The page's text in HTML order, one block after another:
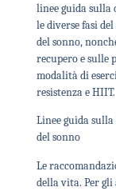
linee guida sulla
le diverse fasi
del sonno,
recupero e sulle
modalità di
resistenza e HIIT.
Linee guida
del sonno
Le
della vita. Per gli